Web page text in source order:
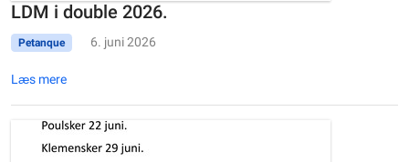
LDM i double 2026.
Petanque 6. juni 2026
Læs mere